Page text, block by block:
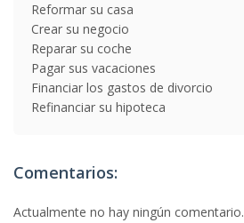
Reformar su casa
Crear su negocio
Reparar su coche
Pagar sus vacaciones
Financiar los gastos de divorcio
Refinanciar su hipoteca
Comentarios:
Actualmente no hay ningún comentario.